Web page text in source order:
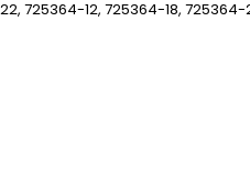
725364-12, 725364-18, 725364-